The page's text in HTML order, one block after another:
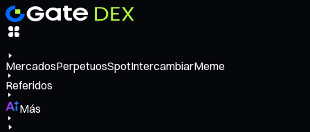
MercadosPerpetuosSpotIntercambiarMeme
Referidos
Más